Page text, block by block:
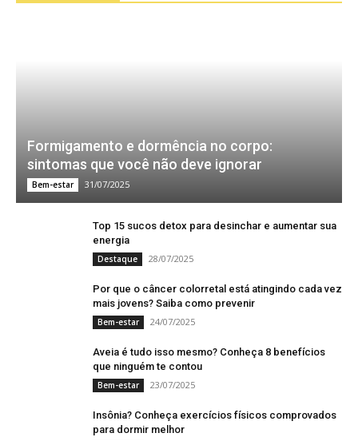
Formigamento e dormência no corpo:
sintomas que você não deve ignorar
Bem-estar 31/07/2025
Top 15 sucos detox para desinchar e aumentar sua
energia
Destaque 28/07/2025
Por que o câncer colorretal está atingindo cada vez
mais jovens? Saiba como prevenir
Bem-estar 24/07/2025
Aveia é tudo isso mesmo? Conheça 8 benefícios
que ninguém te contou
Bem-estar 23/07/2025
Insônia? Conheça exercícios físicos comprovados
para dormir melhor